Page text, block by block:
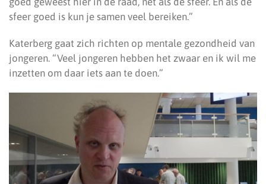
sfeer goed is kun je samen veel bereiken.”
Katerberg gaat zich richten op mentale gezondheid van
jongeren. “Veel jongeren hebben het zwaar en ik wil me
inzetten om daar iets aan te doen.”